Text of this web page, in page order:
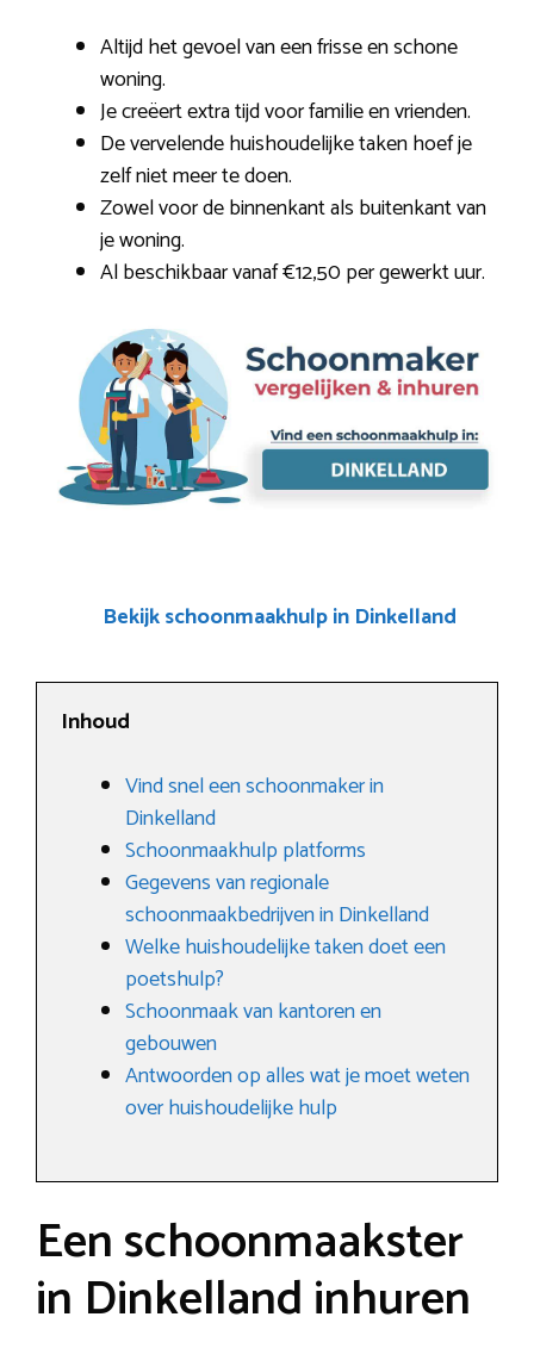
Altijd het gevoel van een frisse en schone
woning.
Je creëert extra tijd voor familie en vrienden.
De vervelende huishoudelijke taken hoef je
zelf niet meer te doen.
Zowel voor de binnenkant als buitenkant van
je woning.
Al beschikbaar vanaf €12,50 per gewerkt uur.
Bekijk schoonmaakhulp in Dinkelland
Inhoud
Vind snel een schoonmaker in
Dinkelland
Schoonmaakhulp platforms
Gegevens van regionale
schoonmaakbedrijven in Dinkelland
Welke huishoudelijke taken doet een
poetshulp?
Schoonmaak van kantoren en
gebouwen
Antwoorden op alles wat je moet weten
over huishoudelijke hulp
Een schoonmaakster
in Dinkelland inhuren